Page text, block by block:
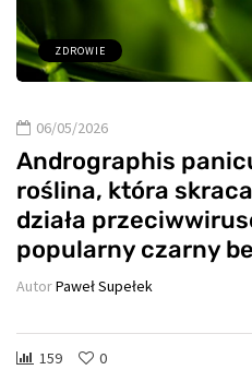
ZDROWIE
06/05/2026
Andrographis
roślina, która
działa
popularny czarny
AutorPaweł Supełek
159 0